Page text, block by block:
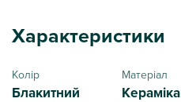
Характеристики
Колір
Блакитний
Матеріал
Кераміка